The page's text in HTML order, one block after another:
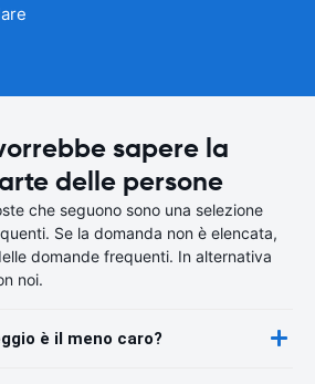
sapere la
delle persone
che seguono sono una selezione
Se la domanda non è elencata,
domande frequenti. In alternativa
noi.
è il meno caro?